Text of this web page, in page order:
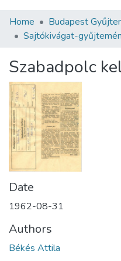
Communities &
Statistics
About us
Home Budapest
Sajtókivágat-
Szabadpolc
Date
1962-08-31
Authors
Békés Attila